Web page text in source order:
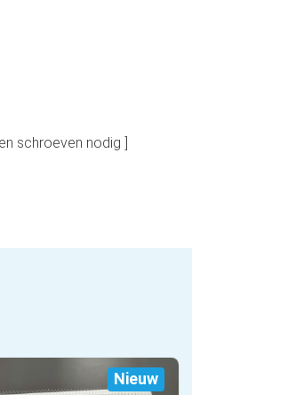
schroeven nodig ]
Nieuw